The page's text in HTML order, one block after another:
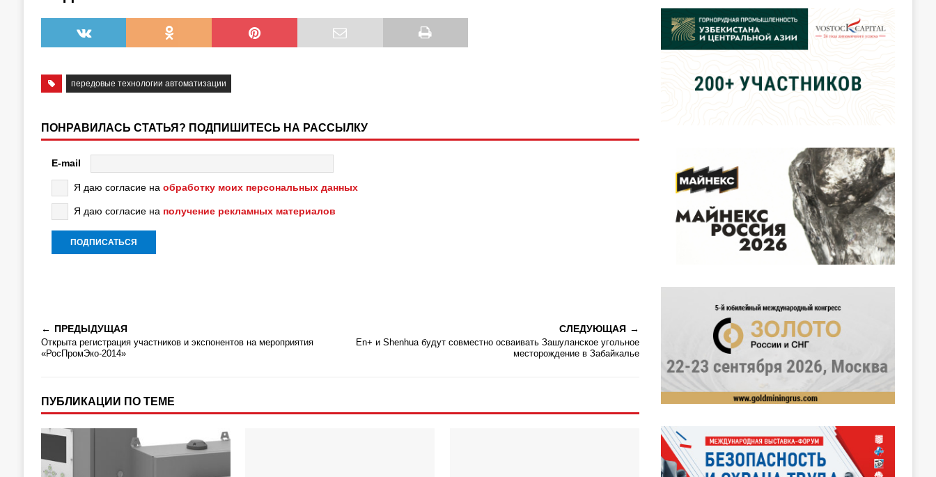
передовые технологии автоматизации
ПОНРАВИЛАСЬ СТАТЬЯ? ПОДПИШИТЕСЬ НА РАССЫЛКУ
E-mail
Я даю согласие на обработку моих персональных данных
Я даю согласие на получение рекламных материалов
ПРЕДЫДУЩАЯ
Открыта регистрация участников и экспонентов на мероприятия
«РосПромЭко-2014»
СЛЕДУЮЩАЯ
En+ и Shenhua будут совместно осваивать Зашуланское угольное
месторождение в Забайкалье
ПУБЛИКАЦИИ ПО ТЕМЕ